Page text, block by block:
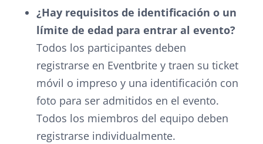
¿Hay requisitos de identificación o un
límite de edad para entrar al evento?
Todos los participantes deben
registrarse en Eventbrite y traen su ticket
móvil o impreso y una identificación con
foto para ser admitidos en el evento.
Todos los miembros del equipo deben
registrarse individualmente.